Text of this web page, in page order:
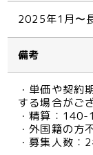
2025年1月〜
備考
・単価や契約
する場合がご
・精算：140-
・外国籍の方
・募集人数：